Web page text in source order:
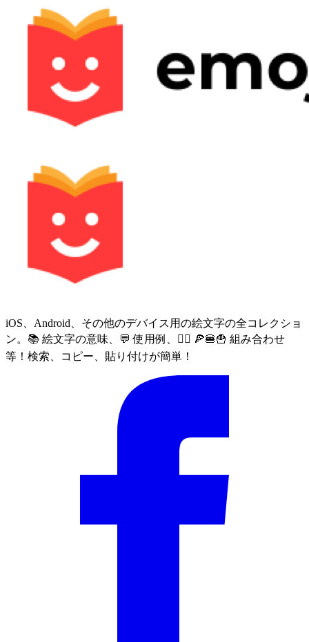
iOS、Android、その他のデバイス用の絵文字の全コレクショ
ン。📚 絵文字の意味、💬 使用例、🙅‍♀️ 🍕🍔🍟 組み合わせ
等！検索、コピー、貼り付けが簡単！